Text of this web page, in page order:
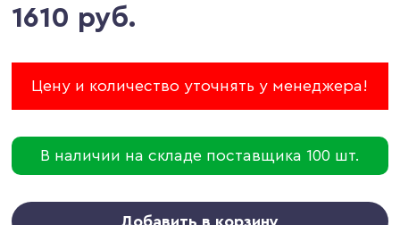
1610 руб.
Цену и количество уточнять у менеджера!
В наличии на складе поставщика 100 шт.
Добавить в корзину